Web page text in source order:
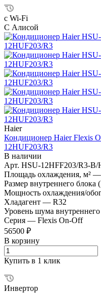
с Wi-Fi
С Алисой
Haier
Кондиционер Haier Flexis
12HUF203/R3
В наличии
Арт. HSU-12HFF203/R3-
Площадь охлаждения, м² —
Размер внутреннего
Мощность охлаждения/
Хладагент — R32
Уровень шума внутреннего
Серия — Flexis On-Off
56500 ₽
В корзину
Купить в 1 клик
Инвертор